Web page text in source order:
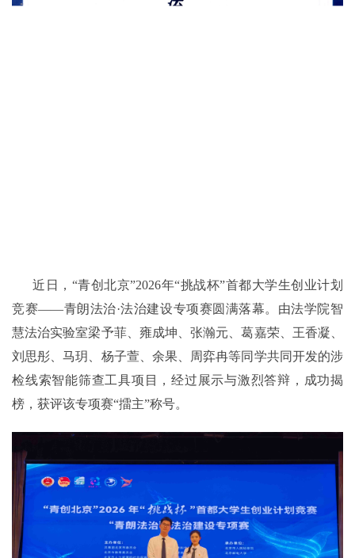
近日，“青创北京”2026年“挑战杯”首都大学生创业计划
竞赛——青朗法治·法治建设专项赛圆满落幕。由法学院智
慧法治实验室梁予菲、雍成坤、张瀚元、葛嘉荣、王香凝、
刘思彤、马玥、杨子萱、余果、周弈冉等同学共同开发的涉
检线索智能筛查工具项目，经过展示与激烈答辩，成功揭
榜，获评该专项赛“擂主”称号。